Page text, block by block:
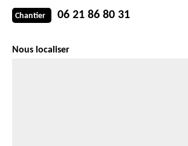
Chantier 06 21 86 80 31
Nous localiser